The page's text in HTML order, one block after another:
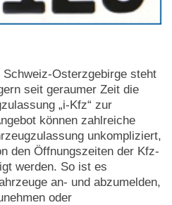
Osterzgebirge steht
seit geraumer Zeit die
„i-Kfz“ zur
können zahlreiche
unkompliziert,
den Öffnungszeiten der Kfz-
werden. So ist es
an- und abzumelden,
oder